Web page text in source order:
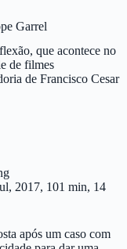
Garrel
que acontece no
de filmes
de Francisco Cesar
2017, 101 min, 14
após um caso com